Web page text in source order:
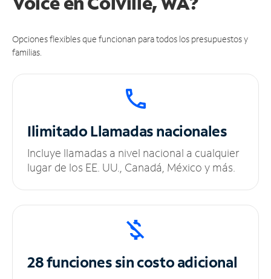
Opciones flexibles que funcionan para todos los presupuestos y
familias.
IlimitadoLlamadas nacionales
Incluye llamadas a nivel nacional a cualquier
lugar de los EE. UU., Canadá, México y más.
28 funciones sincosto adicional